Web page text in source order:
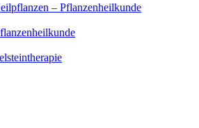
– Pflanzenheilkunde